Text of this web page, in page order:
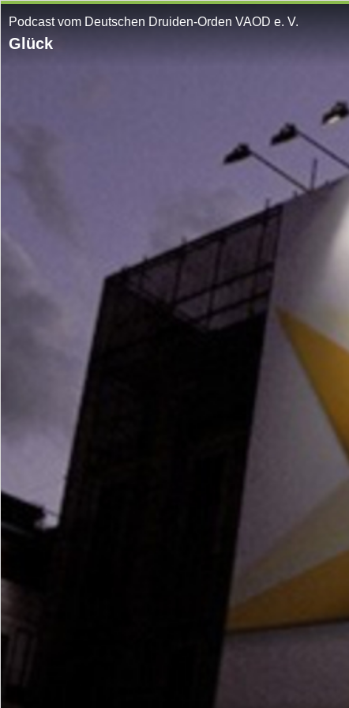
Podcast vom Deutschen Druiden-Orden VAOD e. V.
Glück